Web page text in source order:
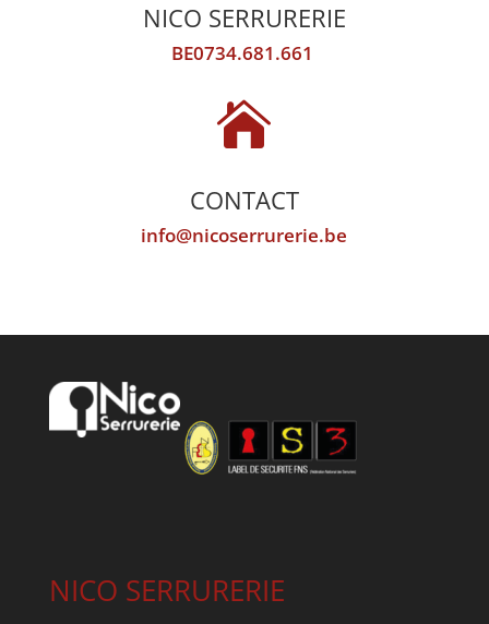
NICO SERRURERIE
BE0734.681.661

CONTACT
info@nicoserrurerie.be
NICO SERRURERIE